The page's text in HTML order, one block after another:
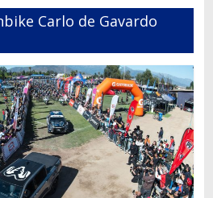
Carlo de Gavardo